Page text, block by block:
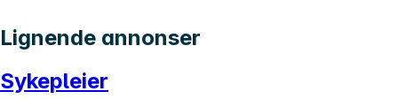
Lignende annonser
Sykepleier